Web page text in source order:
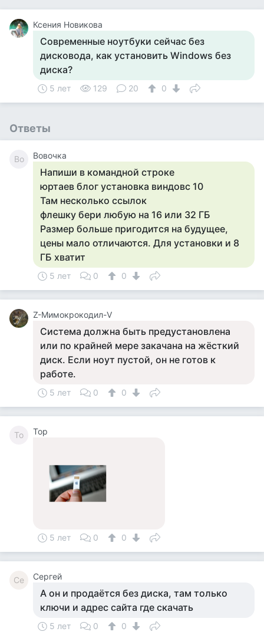
Ксения Новикова
Современные ноутбуки сейчас без
дисковода, как установить Windows без
диска?
5 лет 129 20 0
Ответы
Во Вовочка
Напиши в командной строке
юртаев блог установка виндовс 10
Там несколько ссылок
флешку бери любую на 16 или 32 ГБ
Размер больше пригодится на будущее,
цены мало отличаются. Для установки и 8
ГБ хватит
5 лет 0 0
Z-Мимокрокодил-V
Система должна быть предустановлена
или по крайней мере закачана на жёсткий
диск. Если ноут пустой, он не готов к
работе.
5 лет 0 0
То Тор
5 лет 0 0
Се Сергей
А он и продаётся без диска, там только
ключи и адрес сайта где скачать
5 лет 0 0